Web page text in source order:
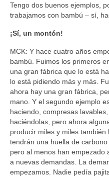
Tengo dos buenos ejemplos,
trabajamos con bambú – sí,
¡Sí, un montón!
MCK: Y hace cuatro años
bambú. Fuimos los primeros
una gran fábrica que lo está
lo está pidiendo más y más.
ahora hay una gran fábrica,
mano. Y el segundo ejemplo
haciendo, compresas
haciéndolas, pero ahora
producir miles y miles
tendrán una huella de
pero al menos han empezado
a nuevas demandas. La
empezamos. Nadie pedía